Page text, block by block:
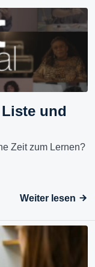
und
Zeit zum Lernen?
Weiter lesen